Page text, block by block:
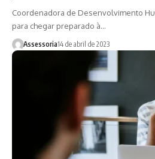
Coordenadora de Desenvolvimento
para chegar preparado à…
Assessoria14 de abril de 2023